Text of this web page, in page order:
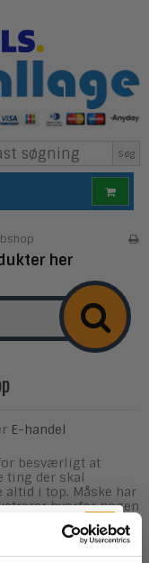
Søg
her
E-handel
besværligt at
ting der skal
altid i top. Måske har
hvorfor nogen
hos en webshop.